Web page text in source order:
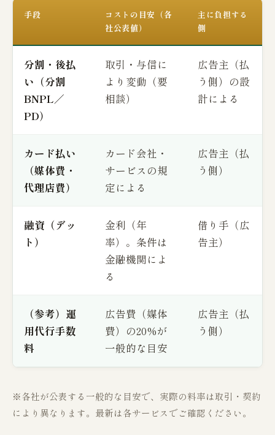
手段
コストの目安（各
社公表値）
主に負担する
側
分割・後払
い（分割
BNPL／
PD）
取引・与信に
より変動（要
相談）
広告主（払
う側）の設
計による
カード払い
（媒体費・
代理店費）
カード会社・
サービスの規
定による
広告主（払
う側）
融資（デッ
ト）
金利（年
率）。条件は
金融機関によ
る
借り手（広
告主）
（参考）運
用代行手数
料
広告費（媒体
費）の20%が
一般的な目安
広告主（払
う側）
※各社が公表する一般的な目安で、実際の料率は取引・契約
により異なります。最新は各サービスでご確認ください。